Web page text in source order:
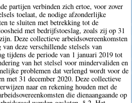
partijen verbinden zich ertoe, voor zover
toelaat, de nodige afzonderlijke
te sluiten met betrekking tot de
met bedrijfstoeslag, zoals zij op 31
Deze collectieve arbeidsovereenkomsten
deze verschillende stelsels van
tijdens de periode van 1 januari 2019 tot
van het stelsel voor mindervaliden en
problemen dat verlengd wordt voor de
met 31 december 2020. Deze collectieve
naar en rekening houden met de
die dienaangaande op